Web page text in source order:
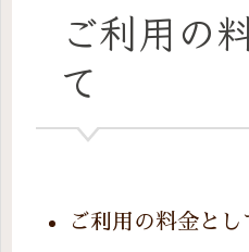
ご利用の
て
ご利用の料金と